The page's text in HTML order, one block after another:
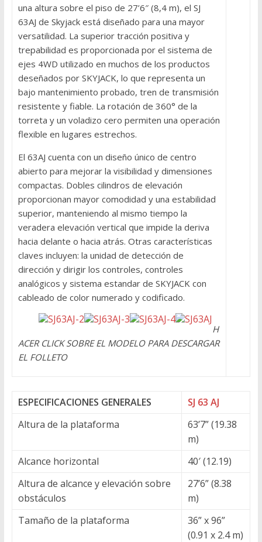
una altura sobre el piso de 27’6″ (8,4 m), el SJ
63AJ de Skyjack está diseñado para una mayor
versatilidad. La superior tracción positiva y
trepabilidad es proporcionada por el sistema de
ejes 4WD utilizado en muchos de los productos
deseñados por SKYJACK, lo que representa un
bajo mantenimiento probado, tren de transmisión
resistente y fiable. La rotación de 360° de la
torreta y un voladizo cero permiten una operación
flexible en lugares estrechos.
El 63AJ cuenta con un diseño único de centro
abierto para mejorar la visibilidad y dimensiones
compactas. Dobles cilindros de elevación
proporcionan mayor comodidad y una estabilidad
superior, manteniendo al mismo tiempo la
veradera elevación vertical que impide la deriva
hacia delante o hacia atrás. Otras características
claves incluyen: la unidad de detección de
dirección y dirigir los controles, controles
analógicos y sistema estandar de SKYJACK con
cableado de color numerado y codificado.
H
ACER CLICK SOBRE EL MODELO PARA DESCARGAR
EL FOLLETO
ESPECIFICACIONES GENERALES
SJ 63 AJ
Altura de la plataforma
63’7” (19.38
m)
Alcance horizontal
40′ (12.19)
Altura de alcance y elevación sobre
obstáculos
27’6” (8.38
m)
Tamaño de la plataforma
36” x 96”
(0.91 x 2.4 m)